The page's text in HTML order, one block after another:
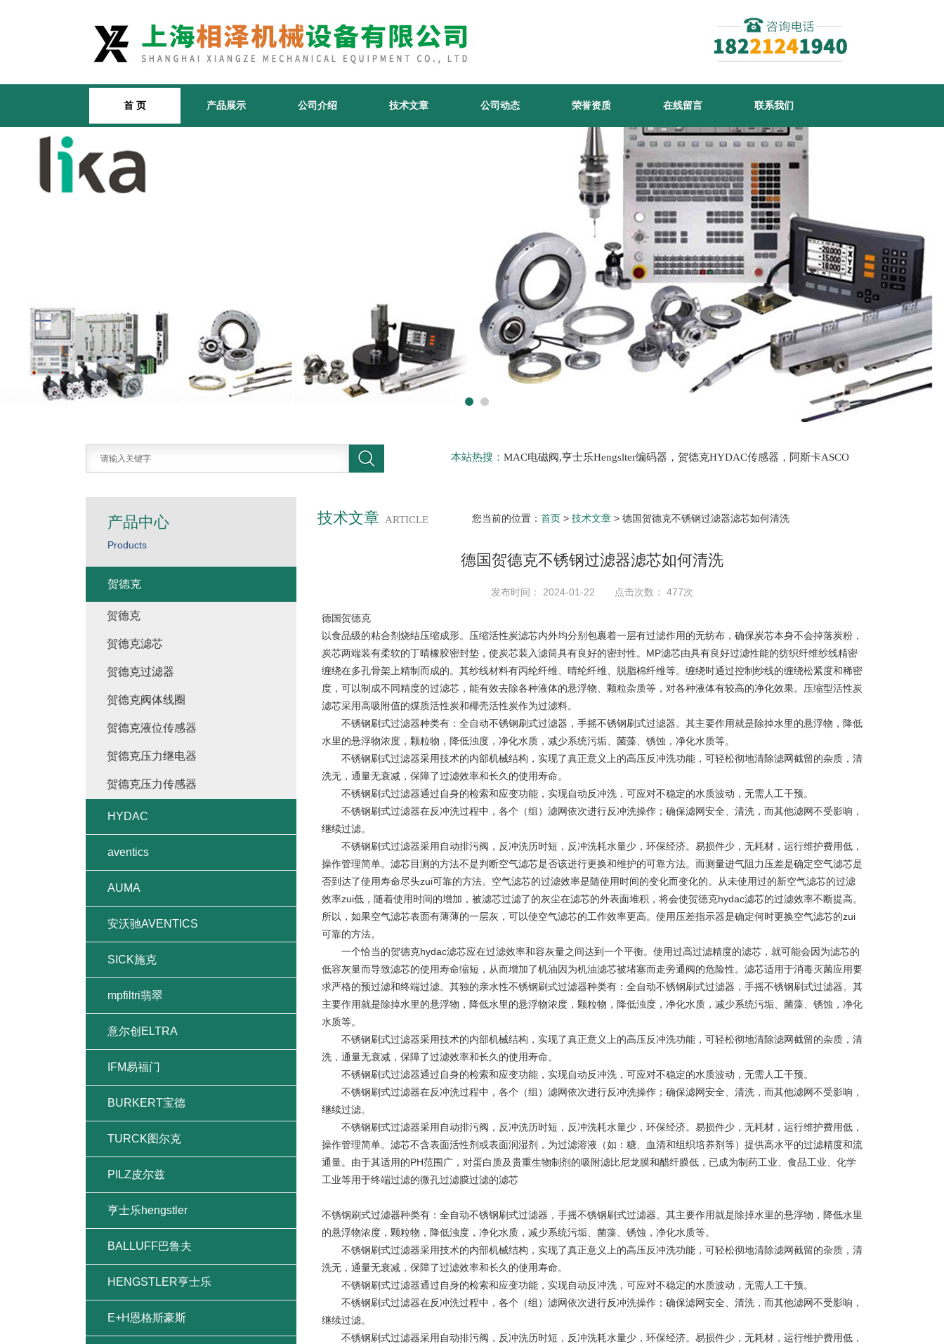
首 页 产品展示 公司介绍 技术文章 公司动态 荣誉资质 在线留言 联系我们
本站热搜： MAC电磁阀,亨士乐Hengslter编码器，贺德克HYDAC传感器，阿斯卡ASCO
技术文章 ARTICLE 您当前的位置： 首页 > 技术文章 > 德国贺德克不锈钢过滤器滤芯如何清洗
德国贺德克不锈钢过滤器滤芯如何清洗
发布时间： 2024-01-22 点击次数： 477次
德国贺德克
以食品级的粘合剂烧结压缩成形。压缩活性炭滤芯内外均分别包裹着一层有过滤作用的无纺布，确保炭芯本身不会掉落炭粉，
炭芯两端装有柔软的丁晴橡胶密封垫，使炭芯装入滤筒具有良好的密封性。MP滤芯由具有良好过滤性能的纺织纤维纱线精密
缠绕在多孔骨架上精制而成的。其纱线材料有丙纶纤维、晴纶纤维、脱脂棉纤维等。缠绕时通过控制纱线的缠绕松紧度和稀密
度，可以制成不同精度的过滤芯，能有效去除各种液体的悬浮物、颗粒杂质等，对各种液体有较高的净化效果。压缩型活性炭
滤芯采用高吸附值的煤质活性炭和椰壳活性炭作为过滤料。
不锈钢刷式过滤器种类有：全自动不锈钢刷式过滤器，手摇不锈钢刷式过滤器。其主要作用就是除掉水里的悬浮物，降低
水里的悬浮物浓度，颗粒物，降低浊度，净化水质，减少系统污垢、菌藻、锈蚀，净化水质等。
不锈钢刷式过滤器采用技术的内部机械结构，实现了真正意义上的高压反冲洗功能，可轻松彻地清除滤网截留的杂质，清
洗无，通量无衰减，保障了过滤效率和长久的使用寿命。
不锈钢刷式过滤器通过自身的检索和应变功能，实现自动反冲洗，可应对不稳定的水质波动，无需人工干预。
不锈钢刷式过滤器在反冲洗过程中，各个（组）滤网依次进行反冲洗操作；确保滤网安全、清洗，而其他滤网不受影响，
继续过滤。
不锈钢刷式过滤器采用自动排污阀，反冲洗历时短，反冲洗耗水量少，环保经济。易损件少，无耗材，运行维护费用低，
操作管理简单。滤芯目测的方法不是判断空气滤芯是否该进行更换和维护的可靠方法。而测量进气阻力压差是确定空气滤芯是
否到达了使用寿命尽头zui可靠的方法。空气滤芯的过滤效率是随使用时间的变化而变化的。从未使用过的新空气滤芯的过滤
效率zui低，随着使用时间的增加，被滤芯过滤了的灰尘在滤芯的外表面堆积，将会使贺德克hydac滤芯的过滤效率不断提高。
所以，如果空气滤芯表面有薄薄的一层灰，可以使空气滤芯的工作效率更高。使用压差指示器是确定何时更换空气滤芯的zui
可靠的方法。
一个恰当的贺德克hydac滤芯应在过滤效率和容灰量之间达到一个平衡。使用过高过滤精度的滤芯，就可能会因为滤芯的
低容灰量而导致滤芯的使用寿命缩短，从而增加了机油因为机油滤芯被堵塞而走旁通阀的危险性。滤芯适用于消毒灭菌应用要
求严格的预过滤和终端过滤。其独的亲水性不锈钢刷式过滤器种类有：全自动不锈钢刷式过滤器，手摇不锈钢刷式过滤器。其
主要作用就是除掉水里的悬浮物，降低水里的悬浮物浓度，颗粒物，降低浊度，净化水质，减少系统污垢、菌藻、锈蚀，净化
水质等。
不锈钢刷式过滤器采用技术的内部机械结构，实现了真正意义上的高压反冲洗功能，可轻松彻地清除滤网截留的杂质，清
洗，通量无衰减，保障了过滤效率和长久的使用寿命。
不锈钢刷式过滤器通过自身的检索和应变功能，实现自动反冲洗，可应对不稳定的水质波动，无需人工干预。
不锈钢刷式过滤器在反冲洗过程中，各个（组）滤网依次进行反冲洗操作；确保滤网安全、清洗，而其他滤网不受影响，
继续过滤。
不锈钢刷式过滤器采用自动排污阀，反冲洗历时短，反冲洗耗水量少，环保经济。易损件少，无耗材，运行维护费用低，
操作管理简单。滤芯不含表面活性剂或表面润湿剂，为过滤溶液（如：糖、血清和组织培养剂等）提供高水平的过滤精度和流
通量。由于其适用的PH范围广，对蛋白质及贵重生物制剂的吸附滤比尼龙膜和醋纤膜低，已成为制药工业、食品工业、化学
工业等用于终端过滤的微孔过滤膜过滤的滤芯
不锈钢刷式过滤器种类有：全自动不锈钢刷式过滤器，手摇不锈钢刷式过滤器。其主要作用就是除掉水里的悬浮物，降低水里
的悬浮物浓度，颗粒物，降低浊度，净化水质，减少系统污垢、菌藻、锈蚀，净化水质等。
不锈钢刷式过滤器采用技术的内部机械结构，实现了真正意义上的高压反冲洗功能，可轻松彻地清除滤网截留的杂质，清
洗无，通量无衰减，保障了过滤效率和长久的使用寿命。
不锈钢刷式过滤器通过自身的检索和应变功能，实现自动反冲洗，可应对不稳定的水质波动，无需人工干预。
不锈钢刷式过滤器在反冲洗过程中，各个（组）滤网依次进行反冲洗操作；确保滤网安全、清洗，而其他滤网不受影响，
继续过滤。
不锈钢刷式过滤器采用自动排污阀，反冲洗历时短，反冲洗耗水量少，环保经济。易损件少，无耗材，运行维护费用低，
产品中心
Products
贺德克
贺德克
贺德克滤芯
贺德克过滤器
贺德克阀体线圈
贺德克液位传感器
贺德克压力继电器
贺德克压力传感器
HYDAC
aventics
AUMA
安沃驰AVENTICS
SICK施克
mpfiltri翡翠
意尔创ELTRA
IFM易福门
BURKERT宝德
TURCK图尔克
PILZ皮尔兹
亨士乐hengstler
BALLUFF巴鲁夫
HENGSTLER亨士乐
E+H恩格斯豪斯